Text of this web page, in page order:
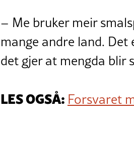
– Me bruker meir
mange andre land.
det gjer at mengda blir
LES OGSÅ: Forsvaret